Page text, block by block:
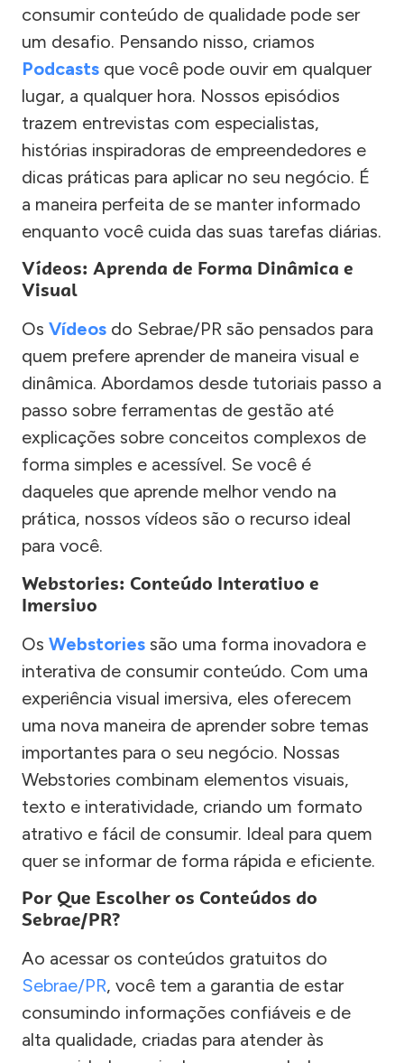
consumir conteúdo de qualidade pode ser
um desafio. Pensando nisso, criamos
Podcasts que você pode ouvir em qualquer
lugar, a qualquer hora. Nossos episódios
trazem entrevistas com especialistas,
histórias inspiradoras de empreendedores e
dicas práticas para aplicar no seu negócio. É
a maneira perfeita de se manter informado
enquanto você cuida das suas tarefas diárias.
Vídeos: Aprenda de Forma Dinâmica e
Visual
Os Vídeos do Sebrae/PR são pensados para
quem prefere aprender de maneira visual e
dinâmica. Abordamos desde tutoriais passo a
passo sobre ferramentas de gestão até
explicações sobre conceitos complexos de
forma simples e acessível. Se você é
daqueles que aprende melhor vendo na
prática, nossos vídeos são o recurso ideal
para você.
Webstories: Conteúdo Interativo e
Imersivo
Os Webstories são uma forma inovadora e
interativa de consumir conteúdo. Com uma
experiência visual imersiva, eles oferecem
uma nova maneira de aprender sobre temas
importantes para o seu negócio. Nossas
Webstories combinam elementos visuais,
texto e interatividade, criando um formato
atrativo e fácil de consumir. Ideal para quem
quer se informar de forma rápida e eficiente.
Por Que Escolher os Conteúdos do
Sebrae/PR?
Ao acessar os conteúdos gratuitos do
Sebrae/PR, você tem a garantia de estar
consumindo informações confiáveis e de
alta qualidade, criadas para atender às